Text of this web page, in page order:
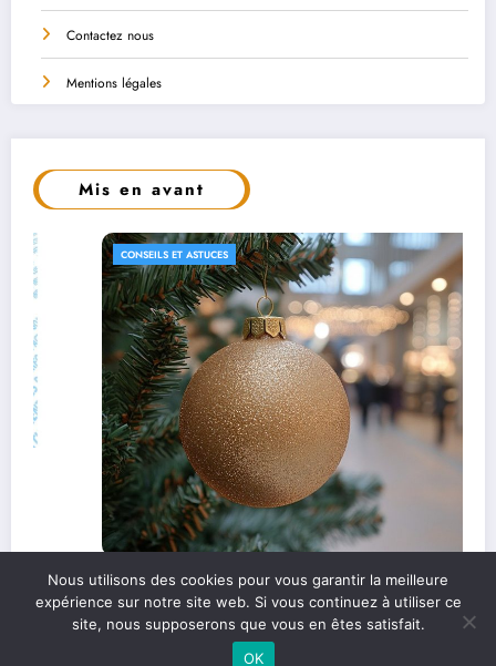
Contactez nous
Mentions légales
Mis en avant
CONSEILS ET ASTUCES
Les étapes clés pour un bilan de fin d’année
réussi
Nous utilisons des cookies pour vous garantir la meilleure
expérience sur notre site web. Si vous continuez à utiliser ce
site, nous supposerons que vous en êtes satisfait.
OK